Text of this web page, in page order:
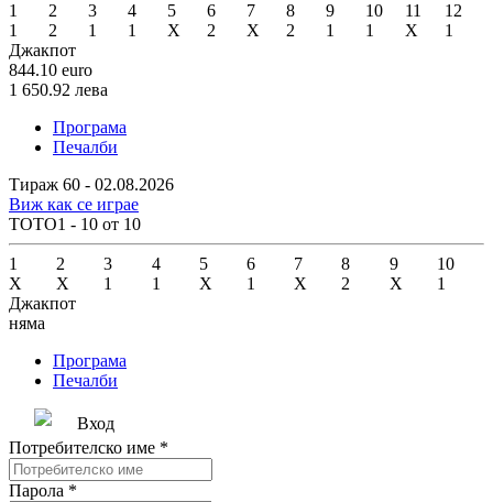
1
1
2
2
3
1
4
1
5
X
6
2
7
X
8
2
9
1
10
1
11
X
12
1
Джакпот
844.10 euro
1 650.92 лева
Програма
Печалби
Тираж 60 - 02.08.2026
Виж как се играе
ТОТО1 - 10 от 10
1
X
2
X
3
1
4
1
5
X
6
1
7
X
8
2
9
X
10
1
Джакпот
няма
Програма
Печалби
Вход
Потребителско име *
Парола *